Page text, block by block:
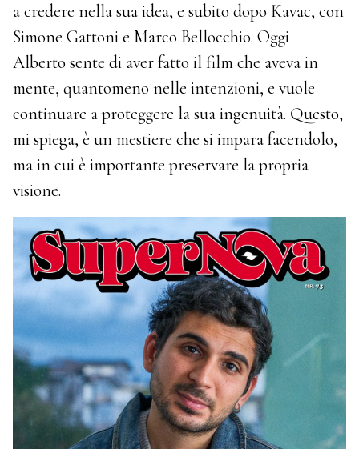
a credere nella sua idea, e subito dopo Kavac, con
Simone Gattoni e Marco Bellocchio. Oggi
Alberto sente di aver fatto il film che aveva in
mente, quantomeno nelle intenzioni, e vuole
continuare a proteggere la sua ingenuità. Questo,
mi spiega, è un mestiere che si impara facendolo,
ma in cui è importante preservare la propria
visione.